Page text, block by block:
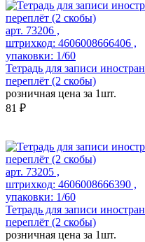
арт. 73206 ,
штрихкод: 4606008666406 ,
упаковки: 1/60
Тетрадь для записи
переплёт (2 скобы)
розничная цена за 1шт.
81 ₽
арт. 73205 ,
штрихкод: 4606008666390 ,
упаковки: 1/60
Тетрадь для записи
переплёт (2 скобы)
розничная цена за 1шт.